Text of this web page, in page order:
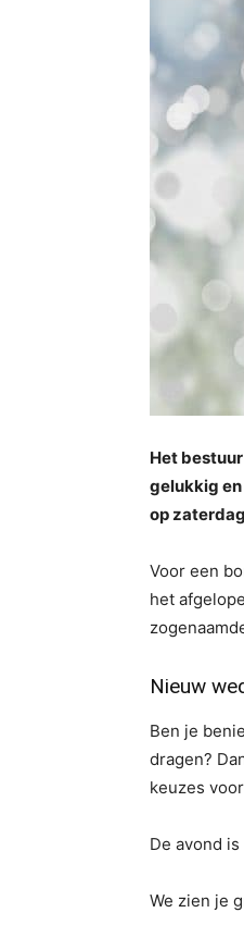
Het
gelukkig
op
Voor een
het
Nieuw
Ben je
dragen?
keuzes
De avond
We zien je